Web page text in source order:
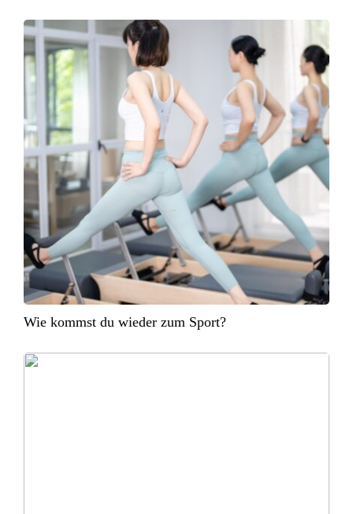
Wie kommst du wieder zum Sport?